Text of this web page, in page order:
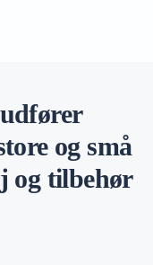
og små
og tilbehør